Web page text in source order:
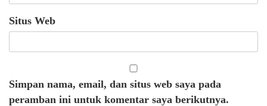
Situs Web
Simpan nama, email, dan situs web saya pada
peramban ini untuk komentar saya berikutnya.